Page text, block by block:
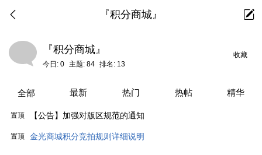
『积分商城』
收藏
『积分商城』
今日: 0 主题: 84 排名: 13
全部 最新 热门 热帖 精华
置顶 【公告】加强对版区规范的通知
置顶 金光商城积分竞拍规则详细说明